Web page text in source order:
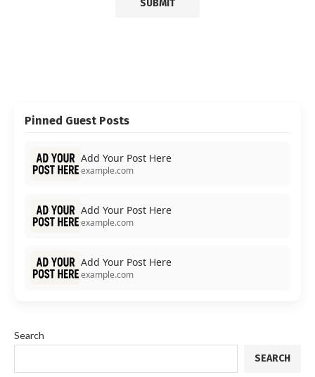
Pinned Guest Posts
Add Your Post Here
example.com
Add Your Post Here
example.com
Add Your Post Here
example.com
Search
SEARCH